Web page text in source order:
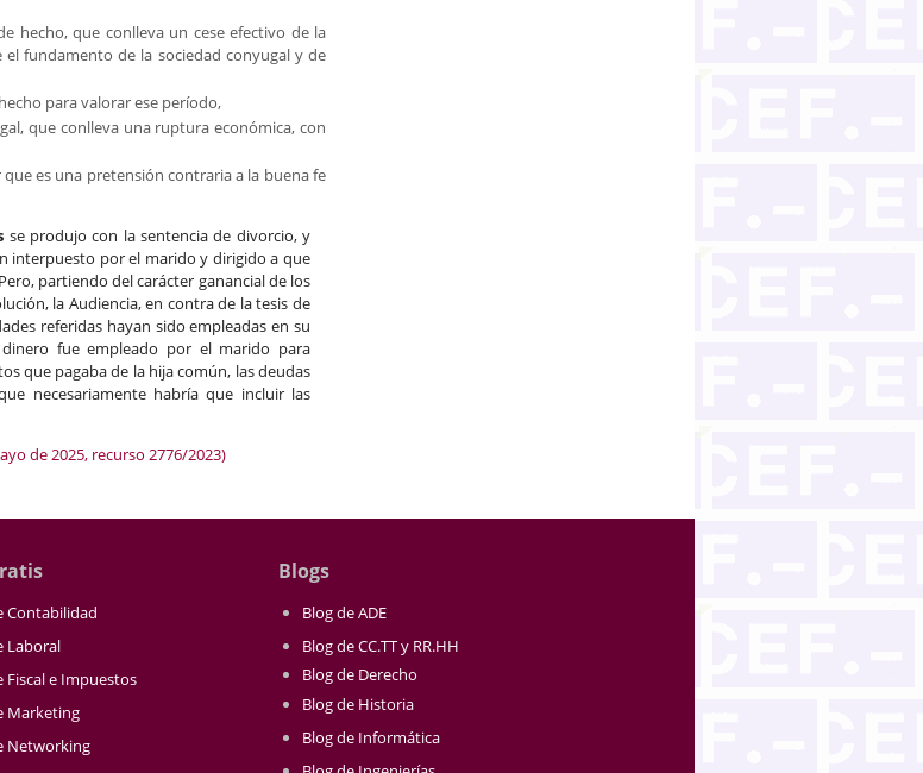
hecho, que conlleva un cese efectivo de la
fundamento de la sociedad conyugal y de
para valorar ese período,
que conlleva una ruptura económica, con
es una pretensión contraria a la buena fe
se produjo con la sentencia de divorcio, y
interpuesto por el marido y dirigido a que
partiendo del carácter ganancial de los
la Audiencia, en contra de la tesis de
referidas hayan sido empleadas en su
fue empleado por el marido para
que pagaba de la hija común, las deudas
necesariamente habría que incluir las
de 2025, recurso 2776/2023)
Contabilidad
Laboral
Fiscal e Impuestos
Marketing
Networking
Blogs
Blog de ADE
Blog de CC.TT y RR.HH
Blog de Derecho
Blog de Historia
Blog de Informática